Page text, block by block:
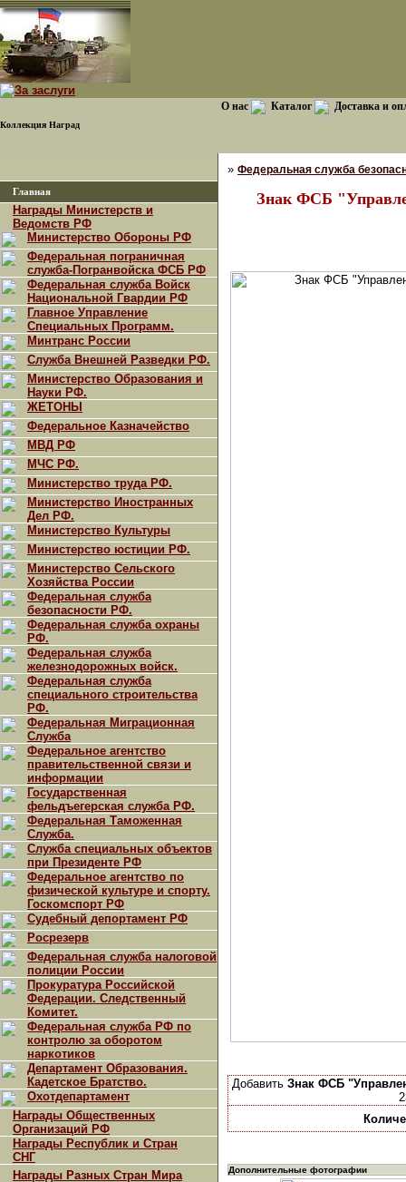
Коллекция Наград
О нас Каталог Доставка и
Главная
Награды Министерств и
Ведомств РФ
Министерство Обороны РФ
Федеральная пограничная
служба-Погранвойска ФСБ РФ
Федеральная служба Войск
Национальной Гвардии РФ
Главное Управление
Специальных Программ.
Минтранс России
Служба Внешней Разведки РФ.
Министерство Образования и
Науки РФ.
ЖЕТОНЫ
Федеральное Казначейство
МВД РФ
МЧС РФ.
Министерство труда РФ.
Министерство Иностранных
Дел РФ.
Министерство Культуры
Министерство юстиции РФ.
Министерство Сельского
Хозяйства России
Федеральная служба
безопасности РФ.
Федеральная служба охраны
РФ.
Федеральная служба
железнодорожных войск.
Федеральная служба
специального строительства
РФ.
Федеральная Миграционная
Служба
Федеральное агентство
правительственной связи и
информации
Государственная
фельдъегерская служба РФ.
Федеральная Таможенная
Служба.
Служба специальных объектов
при Президенте РФ
Федеральное агентство по
физической культуре и спорту.
Госкомспорт РФ
Судебный депортамент РФ
Росрезерв
Федеральная служба налоговой
полиции России
Прокуратура Российской
Федерации. Следственный
Комитет.
Федеральная служба РФ по
контролю за оборотом
наркотиков
Департамент Образования.
Кадетское Братство.
Охотдепартамент
Награды Общественных
Организаций РФ
Награды Республик и Стран
СНГ
Награды Разных Стран Мира
» Федеральная служба
Знак ФСБ
ДобавитьЗнак ФСБ
Дополнительные фотографии